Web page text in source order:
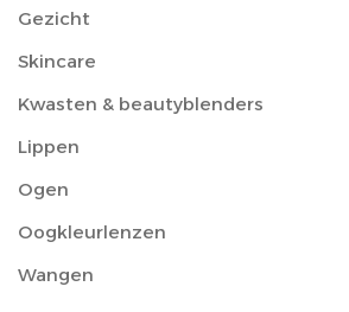
Gezicht
Skincare
Kwasten & beautyblenders
Lippen
Ogen
Oogkleurlenzen
Wangen